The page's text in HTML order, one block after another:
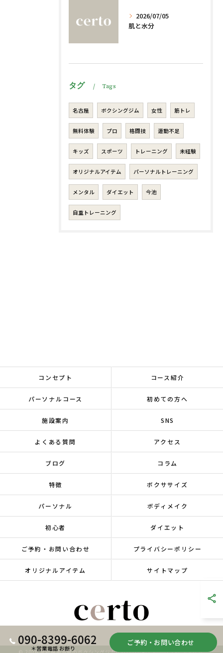
2026/07/05
肌と水分
タグ Tags
名古屋 ボクシングジム 女性 筋トレ
無料体験 プロ 格闘技 運動不足
キッズ スポーツ トレーニング 未経験
オリジナルアイテム パーソナルトレーニング
メンタル ダイエット 今池
自重トレーニング
090-8399-6062
＊営業電話 お断り
ご予約・お問い合わせ
コンセプト コース紹介
パーソナルコース 初めての方へ
施設案内 SNS
よくある質問 アクセス
ブログ コラム
特徴 ボクササイズ
パーソナル ボディメイク
初心者 ダイエット
ご予約・お問い合わせ プライバシーポリシー
オリジナルアイテム サイトマップ